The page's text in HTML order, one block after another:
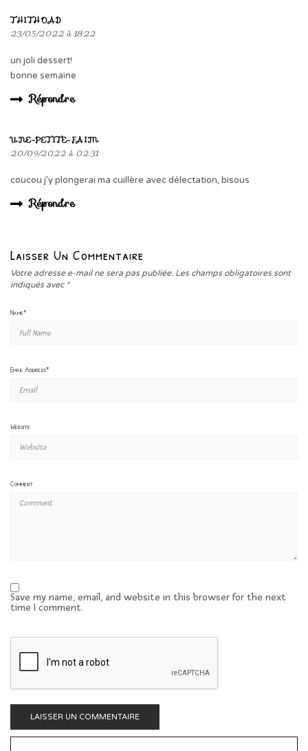
THITHOAD
23/05/2022 à 18:22
un joli dessert!
bonne semaine
Répondre
UNE-PETITE-FAIM
20/09/2022 à 02:31
coucou j’y plongerai ma cuillère avec délectation, bisous
Répondre
Laisser Un Commentaire
Votre adresse e-mail ne sera pas publiée. Les champs obligatoires sont
indiqués avec *
Name*
Email Address*
Website
Comment
Save my name, email, and website in this browser for the next
time I comment.